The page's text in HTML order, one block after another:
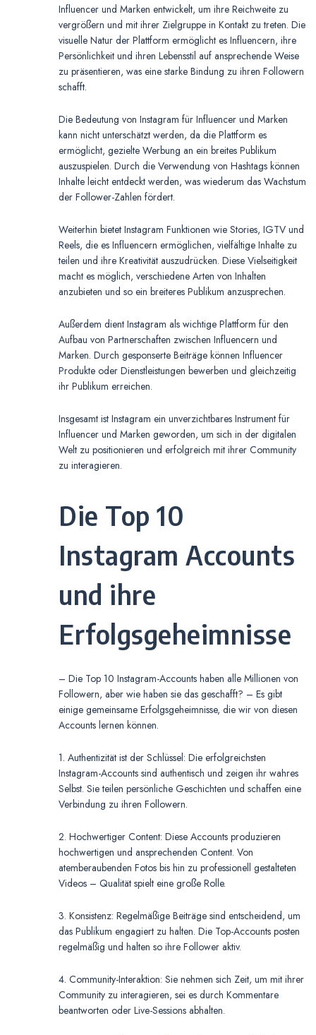
Influencer und Marken entwickelt, um ihre Reichweite zu
vergrößern und mit ihrer Zielgruppe in Kontakt zu treten. Die
visuelle Natur der Plattform ermöglicht es Influencern, ihre
Persönlichkeit und ihren Lebensstil auf ansprechende Weise
zu präsentieren, was eine starke Bindung zu ihren Followern
schafft.
Die Bedeutung von Instagram für Influencer und Marken
kann nicht unterschätzt werden, da die Plattform es
ermöglicht, gezielte Werbung an ein breites Publikum
auszuspielen. Durch die Verwendung von Hashtags können
Inhalte leicht entdeckt werden, was wiederum das Wachstum
der Follower-Zahlen fördert.
Weiterhin bietet Instagram Funktionen wie Stories, IGTV und
Reels, die es Influencern ermöglichen, vielfältige Inhalte zu
teilen und ihre Kreativität auszudrücken. Diese Vielseitigkeit
macht es möglich, verschiedene Arten von Inhalten
anzubieten und so ein breiteres Publikum anzusprechen.
Außerdem dient Instagram als wichtige Plattform für den
Aufbau von Partnerschaften zwischen Influencern und
Marken. Durch gesponserte Beiträge können Influencer
Produkte oder Dienstleistungen bewerben und gleichzeitig
ihr Publikum erreichen.
Insgesamt ist Instagram ein unverzichtbares Instrument für
Influencer und Marken geworden, um sich in der digitalen
Welt zu positionieren und erfolgreich mit ihrer Community
zu interagieren.
Die Top 10
Instagram Accounts
und ihre
Erfolgsgeheimnisse
– Die Top 10 Instagram-Accounts haben alle Millionen von
Followern, aber wie haben sie das geschafft? – Es gibt
einige gemeinsame Erfolgsgeheimnisse, die wir von diesen
Accounts lernen können.
1. Authentizität ist der Schlüssel: Die erfolgreichsten
Instagram-Accounts sind authentisch und zeigen ihr wahres
Selbst. Sie teilen persönliche Geschichten und schaffen eine
Verbindung zu ihren Followern.
2. Hochwertiger Content: Diese Accounts produzieren
hochwertigen und ansprechenden Content. Von
atemberaubenden Fotos bis hin zu professionell gestalteten
Videos – Qualität spielt eine große Rolle.
3. Konsistenz: Regelmäßige Beiträge sind entscheidend, um
das Publikum engagiert zu halten. Die Top-Accounts posten
regelmäßig und halten so ihre Follower aktiv.
4. Community-Interaktion: Sie nehmen sich Zeit, um mit ihrer
Community zu interagieren, sei es durch Kommentare
beantworten oder Live-Sessions abhalten.